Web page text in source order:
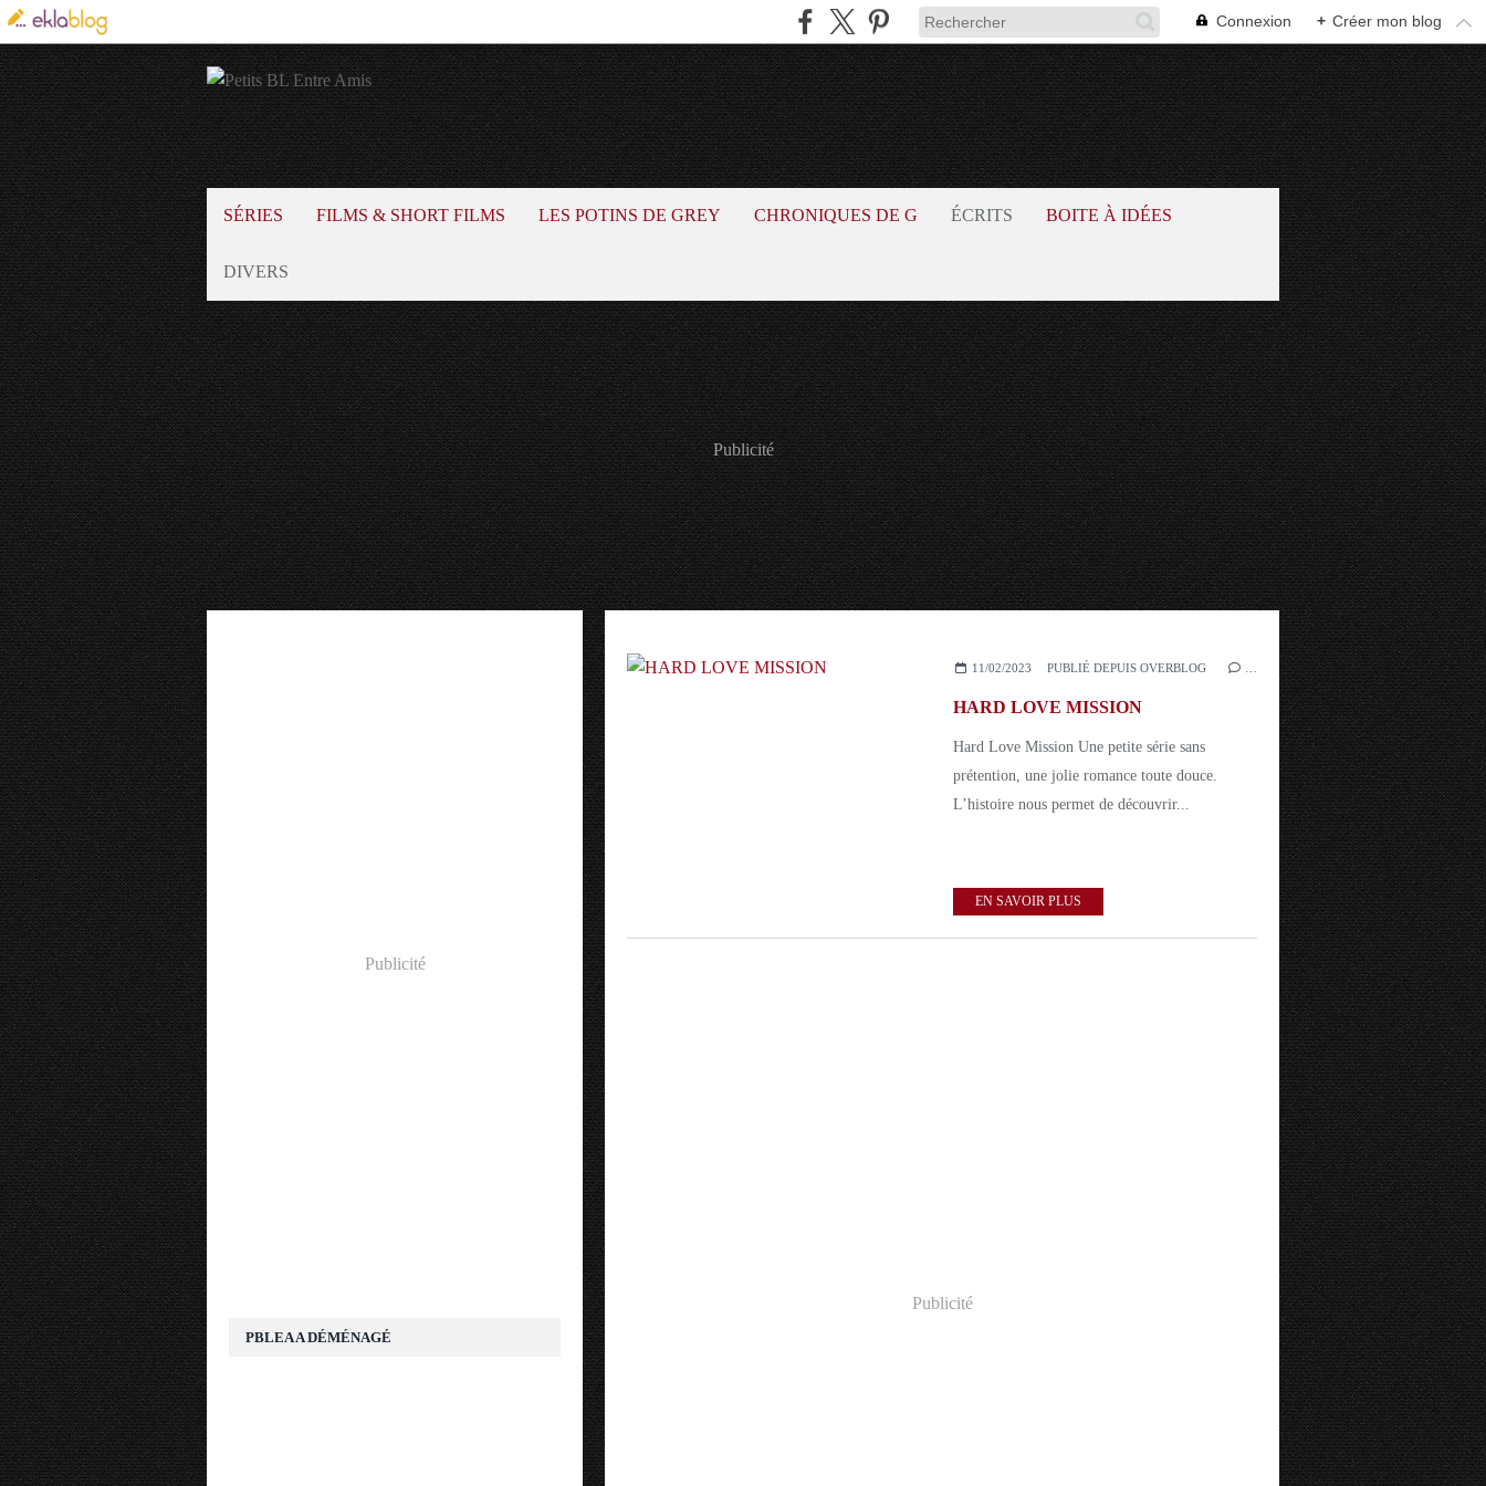
Connexion + Créer mon blog
SÉRIES FILMS & SHORT FILMS LES POTINS DE GREY CHRONIQUES DE G ÉCRITS BOITE À IDÉES
DIVERS
Publicité
11/02/2023 PUBLIÉ DEPUIS OVERBLOG
HARD LOVE MISSION
Hard Love Mission Une petite série sans
prétention, une jolie romance toute douce.
L’histoire nous permet de découvrir...
EN SAVOIR PLUS
Publicité
Publicité
PBLEA A DÉMÉNAGÉ